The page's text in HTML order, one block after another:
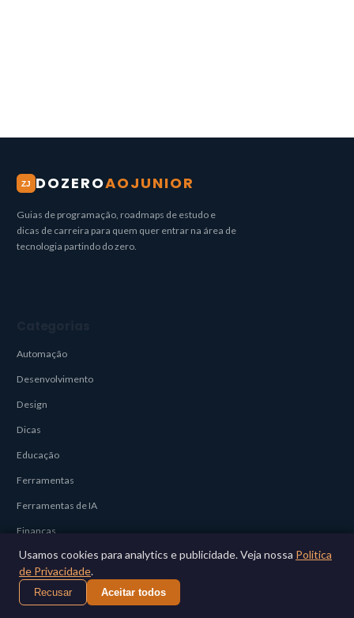
ZJ DOZEROAOJUNIOR
Guias de programação, roadmaps de estudo e
dicas de carreira para quem quer entrar na área de
tecnologia partindo do zero.
Automação
Desenvolvimento
Design
Dicas
Educação
Ferramentas
Ferramentas de IA
Finanças
Ver todas
Usamos cookies para analytics e publicidade. Veja nossa Politica
de Privacidade.
Recusar Aceitar todos